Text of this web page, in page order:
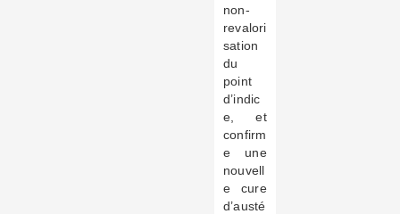
non-
revalori
sation
du
point
d’indic
e, et
confirm
e une
nouvell
e cure
d’austé